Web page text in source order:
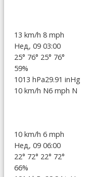
13 km/h 8 mph
Нед, 09 03:00
25° 76° 25° 76°
59%
1013 hPa29.91 inHg
10 km/h N6 mph N
10 km/h 6 mph
Нед, 09 06:00
22° 72° 22° 72°
66%